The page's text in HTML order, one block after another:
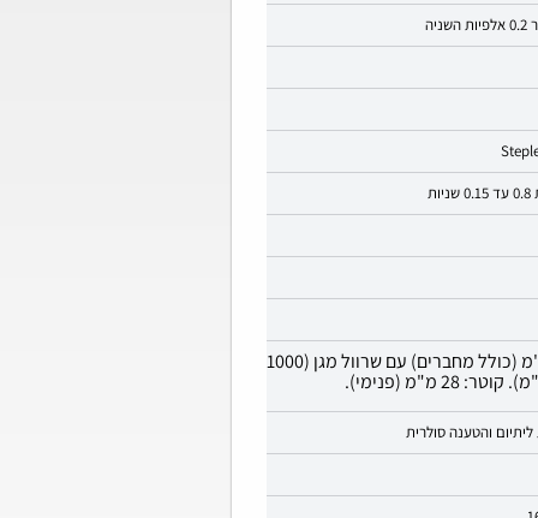
850-1200 מ"מ (כולל מחברים) עם שרוול מגן (1000
קוטר: 28 מ"מ (פנימי).
והטענה סולרית